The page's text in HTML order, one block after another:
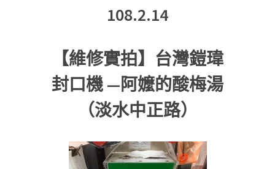
108.2.14
【維修實拍】台灣鎧瑋
封口機 —阿嬤的酸梅湯
（淡水中正路）